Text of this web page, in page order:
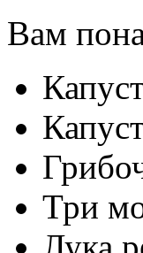
Вам
Три